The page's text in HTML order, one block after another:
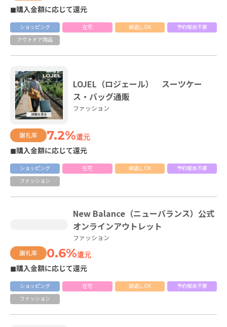
◼購入金額に応じて還元
ショッピング 在宅 繰返しOK
予約報告不要
アウトドア用品
LOJEL（ロジェール） スーツケー
ス・バッグ通販
ファッション
謝礼率 7.2%還元
◼購入金額に応じて還元
ショッピング 在宅 繰返しOK
予約報告不要
ファッション
New Balance（ニューバランス）公式
オンラインアウトレット
ファッション
謝礼率
0.6%還元
◼購入金額に応じて還元
ショッピング 在宅 繰返しOK
予約報告不要
ファッション